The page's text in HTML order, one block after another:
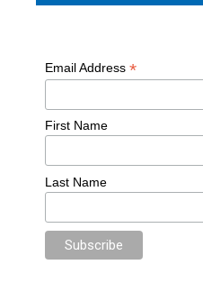
Email Address *
First Name
Last Name